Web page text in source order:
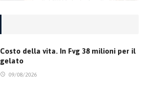
Costo della vita. In Fvg 38 milioni per il
gelato
09/08/2026